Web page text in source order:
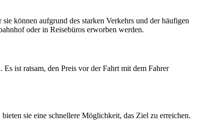
können aufgrund des starken Verkehrs und der häufigen
oder in Reisebüros erworben werden.
ist ratsam, den Preis vor der Fahrt mit dem Fahrer
sie eine schnellere Möglichkeit, das Ziel zu erreichen.